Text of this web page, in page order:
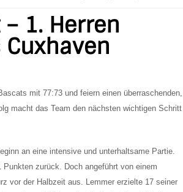
1. Herren
mit 77:73 und feiern einen überraschenden,
macht das Team den nächsten wichtigen Schritt
an eine intensive und unterhaltsame Partie.
zurück. Doch angeführt von einem
vor der Halbzeit aus. Lemmer erzielte 17 seiner